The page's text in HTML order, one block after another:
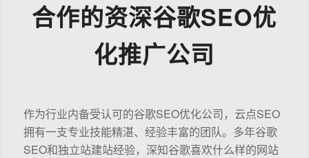
合作的资深谷歌SEO优
化推广公司
作为行业内备受认可的谷歌SEO优化公司，云点SEO
拥有一支专业技能精湛、经验丰富的团队。多年谷歌
SEO和独立站建站经验，深知谷歌喜欢什么样的网站